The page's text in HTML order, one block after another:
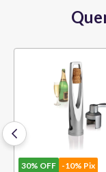
30% OFF -10% Pix